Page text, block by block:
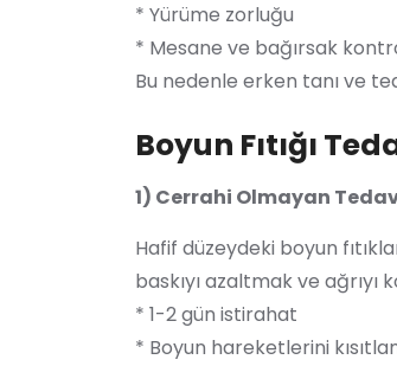
* Yürüme zorluğu
* Mesane ve bağırsak
Bu nedenle erken tanı ve
Boyun Fıtığı
1) Cerrahi Olmayan
Hafif düzeydeki boyun
baskıyı azaltmak ve ağrıyı
* 1-2 gün istirahat
* Boyun hareketlerini